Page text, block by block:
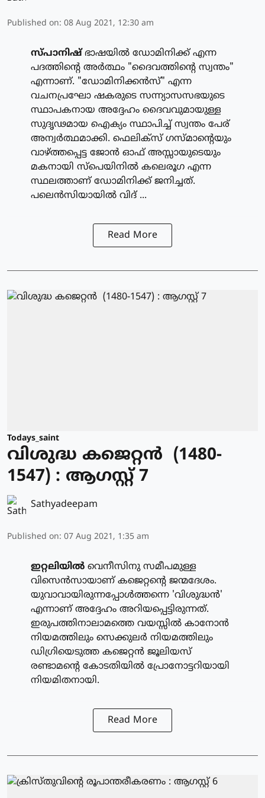
Published on: 08 Aug 2021, 12:30 am
സ്പാനിഷ്ഭാഷയില്‍ ഡോമിനിക്ക് എന്ന
പദത്തിന്റെ അര്‍ത്ഥം "ദൈവത്തിന്റെ സ്വന്തം"
എന്നാണ്. "ഡോമിനിക്കന്‍സ്" എന്ന
വചനപ്രഘോ ഷകരുടെ സന്ന്യാസസഭയുടെ
സ്ഥാപകനായ അദ്ദേഹം ദൈവവുമായുള്ള
സുദൃഢമായ ഐക്യം സ്ഥാപിച്ച് സ്വന്തം പേര്
അന്വര്‍ത്ഥമാക്കി. ഫെലിക്‌സ് ഗസ്മാന്റെയും
വാഴ്ത്തപ്പെട്ട ജോന്‍ ഓഫ് അസ്സായുടെയും
മകനായി സ്‌പെയിനില്‍ കലെരൂഗ എന്ന
സ്ഥലത്താണ് ഡോമിനിക്ക് ജനിച്ചത്.
പലെന്‍സിയായില്‍ വിദ് ...
Read More
Todays_saint
വിശുദ്ധ കജെറ്റന്‍ (1480-
1547) : ആഗസ്റ്റ് 7
Sathyadeepam
Published on: 07 Aug 2021, 1:35 am
ഇറ്റലിയില്‍ വെനീസിനു സമീപമുള്ള
വിസെന്‍സായാണ് കജെറ്റന്റെ ജന്മദേശം.
യുവാവായിരുന്നപ്പോള്‍ത്തന്നെ 'വിശുദ്ധന്‍'
എന്നാണ് അദ്ദേഹം അറിയപ്പെട്ടിരുന്നത്.
ഇരുപത്തിനാലാമത്തെ വയസ്സില്‍ കാനോന്‍
നിയമത്തിലും സെക്കുലര്‍ നിയമത്തിലും
ഡിഗ്രിയെടുത്ത കജെറ്റന്‍ ജൂലിയസ്
രണ്ടാമന്റെ കോടതിയില്‍ പ്രോനോട്ടറിയായി
നിയമിതനായി.
Read More